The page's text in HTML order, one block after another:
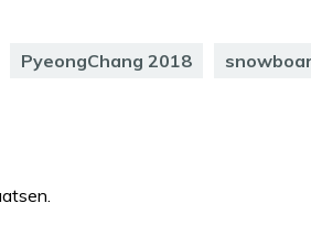
PyeongChang 2018